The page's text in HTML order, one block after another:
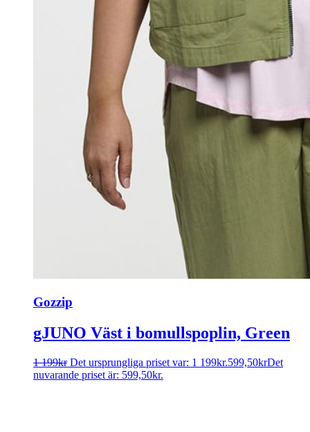
Gozzip
gJUNO Väst i bomullspoplin, Green
1 199kr Det ursprungliga priset var: 1 199kr.599,50krDet
nuvarande priset är: 599,50kr.